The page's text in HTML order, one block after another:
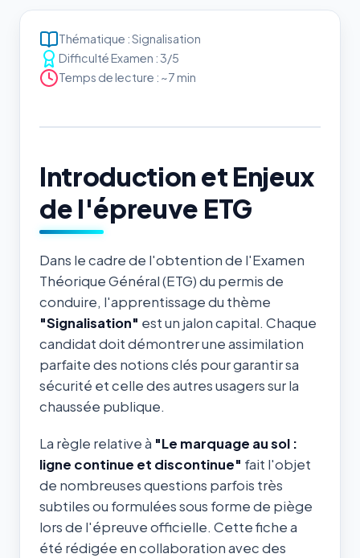
Thématique : Signalisation
Difficulté Examen : 3/5
Temps de lecture : ~7 min
Introduction et Enjeux
de l'épreuve ETG
Dans le cadre de l'obtention de l'Examen
Théorique Général (ETG) du permis de
conduire, l'apprentissage du thème
"Signalisation" est un jalon capital. Chaque
candidat doit démontrer une assimilation
parfaite des notions clés pour garantir sa
sécurité et celle des autres usagers sur la
chaussée publique.
La règle relative à "Le marquage au sol :
ligne continue et discontinue" fait l'objet
de nombreuses questions parfois très
subtiles ou formulées sous forme de piège
lors de l'épreuve officielle. Cette fiche a
été rédigée en collaboration avec des